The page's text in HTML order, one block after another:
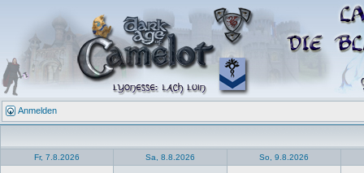
Anmelden
Fr, 7.8.2026 Sa, 8.8.2026 So, 9.8.2026